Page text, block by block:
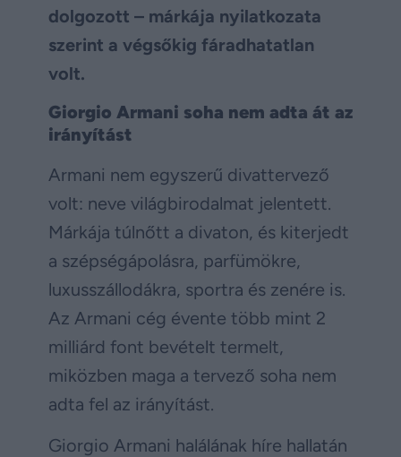
dolgozott – márkája nyilatkozata
szerint a végsőkig fáradhatatlan
volt.
Giorgio Armani soha nem adta át az
irányítást
Armani nem egyszerű divattervező
volt: neve világbirodalmat jelentett.
Márkája túlnőtt a divaton, és kiterjedt
a szépségápolásra, parfümökre,
luxusszállodákra, sportra és zenére is.
Az Armani cég évente több mint 2
milliárd font bevételt termelt,
miközben maga a tervező soha nem
adta fel az irányítást.
Giorgio Armani halálának híre hallatán